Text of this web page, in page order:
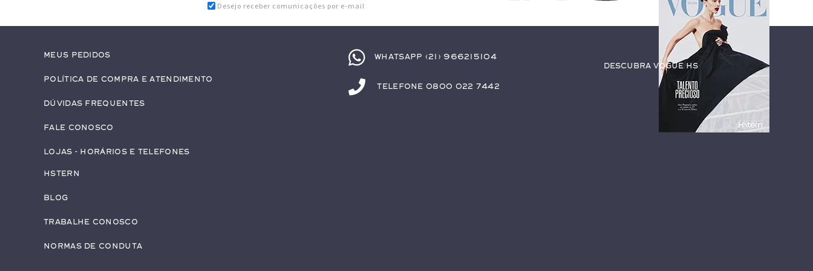
Desejo receber comunicações por e-mail
Meus pedidos
Política de Compra e Atendimento
Dúvidas Frequentes
Fale conosco
Lojas - Horários e Telefones
HStern
Blog
Trabalhe conosco
Normas de Conduta
Whatsapp (21) 966215104
Telefone 0800 022 7442
Descubra Vogue HS